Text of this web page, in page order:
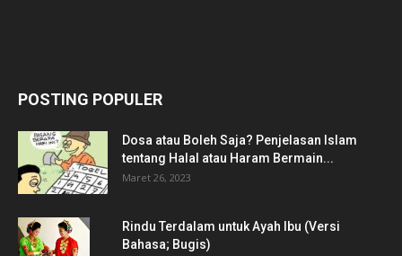
POSTING POPULER
Dosa atau Boleh Saja? Penjelasan Islam
tentang Halal atau Haram Bermain...
Maret 26, 2023
Rindu Terdalam untuk Ayah Ibu (Versi
Bahasa; Bugis)